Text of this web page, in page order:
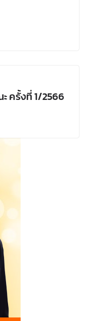
ครั้งที่ 1/2566